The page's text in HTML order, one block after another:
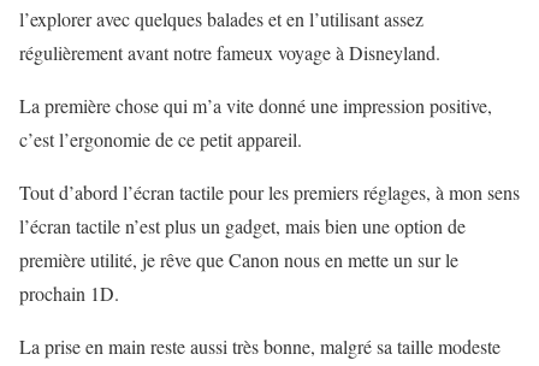
l’explorer avec quelques balades et en l’utilisant assez
régulièrement avant notre fameux voyage à Disneyland.
La première chose qui m’a vite donné une impression positive,
c’est l’ergonomie de ce petit appareil.
Tout d’abord l’écran tactile pour les premiers réglages, à mon sens
l’écran tactile n’est plus un gadget, mais bien une option de
première utilité, je rêve que Canon nous en mette un sur le
prochain 1D.
La prise en main reste aussi très bonne, malgré sa taille modeste